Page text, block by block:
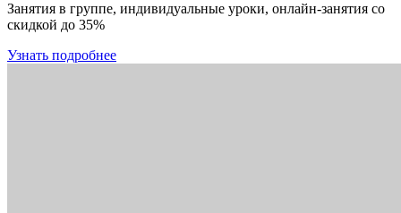
Занятия в группе, индивидуальные уроки, онлайн-занятия со
скидкой до 35%
Узнать подробнее